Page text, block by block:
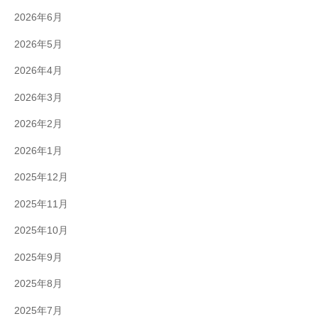
2026年6月
2026年5月
2026年4月
2026年3月
2026年2月
2026年1月
2025年12月
2025年11月
2025年10月
2025年9月
2025年8月
2025年7月